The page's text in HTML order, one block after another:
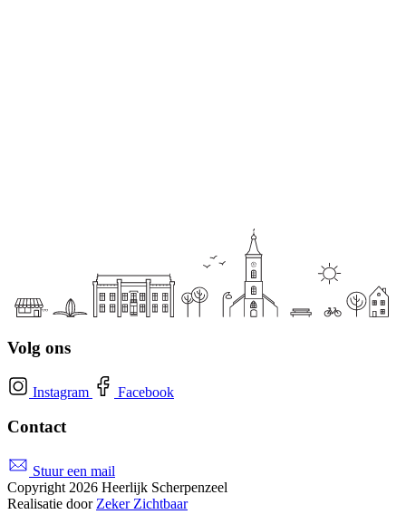
Volg ons
Instagram Facebook
Contact
Stuur een mail
Copyright 2026 Heerlijk Scherpenzeel
Realisatie door Zeker Zichtbaar